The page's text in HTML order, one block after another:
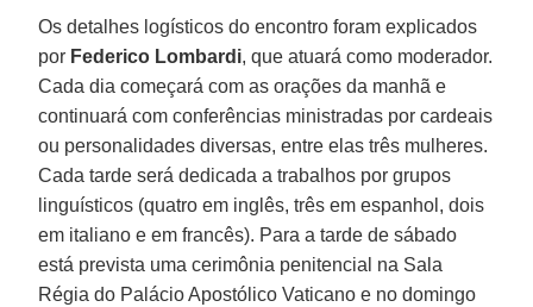
Os detalhes logísticos do encontro foram explicados
por Federico Lombardi, que atuará como moderador.
Cada dia começará com as orações da manhã e
continuará com conferências ministradas por cardeais
ou personalidades diversas, entre elas três mulheres.
Cada tarde será dedicada a trabalhos por grupos
linguísticos (quatro em inglês, três em espanhol, dois
em italiano e em francês). Para a tarde de sábado
está prevista uma cerimônia penitencial na Sala
Régia do Palácio Apostólico Vaticano e no domingo